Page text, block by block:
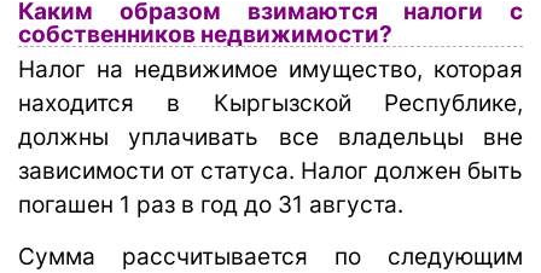
Каким образом взимаются налоги с
собственников недвижимости?
Налог на недвижимое имущество, которая
находится в Кыргызской Республике,
должны уплачивать все владельцы вне
зависимости от статуса. Налог должен быть
погашен 1 раз в год до 31 августа.
Сумма рассчитывается по следующим